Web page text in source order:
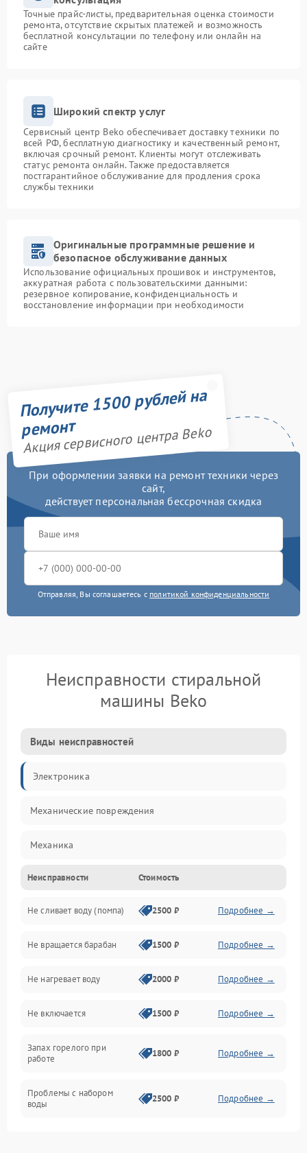
Точные прайс-листы, предварительная оценка стоимости
ремонта, отсутствие скрытых платежей и возможность
бесплатной консультации по телефону или онлайн на
сайте
Широкий спектр услуг
Сервисный центр Beko обеспечивает доставку техники по
всей РФ, бесплатную диагностику и качественный ремонт,
включая срочный ремонт. Клиенты могут отслеживать
статус ремонта онлайн. Также предоставляется
постгарантийное обслуживание для продления срока
службы техники
Оригинальные программные решение и
безопасное обслуживание данных
Использование официальных прошивок и инструментов,
аккуратная работа с пользовательскими данными:
резервное копирование, конфиденциальность и
восстановление информации при необходимости
Получите 1500 рублей на
ремонт
Акция сервисного центра Beko
При оформлении заявки на ремонт техники через
сайт,
действует персональная бессрочная скидка
Отправляя, Вы соглашаетесь с политикой конфиденциальности
Неисправности стиральной
машины Beko
Виды неисправностей
Электроника
Механические повреждения
Механика
Электропитание
Водоснабжение
Слив
Программное обеспечение
Неисправности Стоимость
Не сливает воду (помпа) 2500 ₽ Подробнее →
Не вращается барабан 1500 ₽ Подробнее →
Не нагревает воду 2000 ₽ Подробнее →
Не включается 1500 ₽ Подробнее →
Запах горелого при
работе
1800 ₽ Подробнее →
Проблемы с набором
воды
2500 ₽ Подробнее →